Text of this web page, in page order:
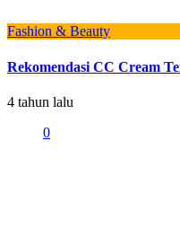
Fashion & Beauty
Rekomendasi CC Cream
4 tahun lalu
0